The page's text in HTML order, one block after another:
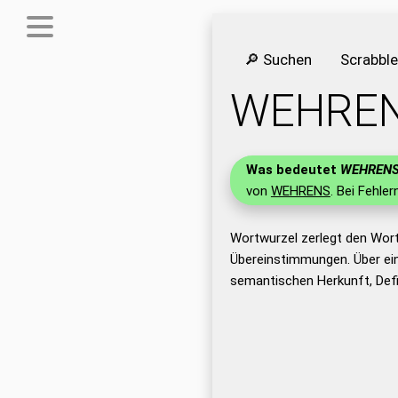
🔎 Suchen
Was bedeutet
von WEHRENS. Bei
Wortwurzel zerlegt den
Übereinstimmungen. Über
semantischen Herkunft,